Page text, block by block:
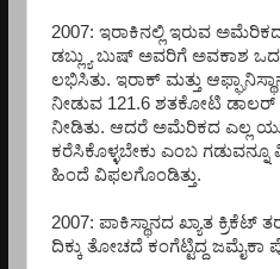
2007: ಇರಾಕಿನಲ್ಲಿ ಇರುವ
ಡಬ್ಲ್ಯು ಬುಷ್ ಅವರಿಗೆ
ಲಭಿಸಿತು. ಇರಾಕ್ ಮತ್ತು
ನೀಡುವ 121.6 ಶತಕೋಟಿ
ನೀಡಿತು. ಆದರೆ ಅಮೆರಿಕದ ಎಲ್ಲ
ಕರೆಸಿಕೊಳ್ಳಬೇಕು ಎಂಬ
ಹಿಂದೆ ವಿಫಲಗೊಂಡಿತ್ತು.
2007: ಪಾಕಿಸ್ಥಾನದ ಖ್ಯಾತ
ದಿಕ್ಕು ತೋಚದೆ ಕಂಗೆಟ್ಟಿದ್ದ